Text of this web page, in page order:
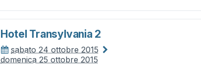
Hotel Transylvania 2
sabato 24 ottobre 2015
domenica 25 ottobre 2015